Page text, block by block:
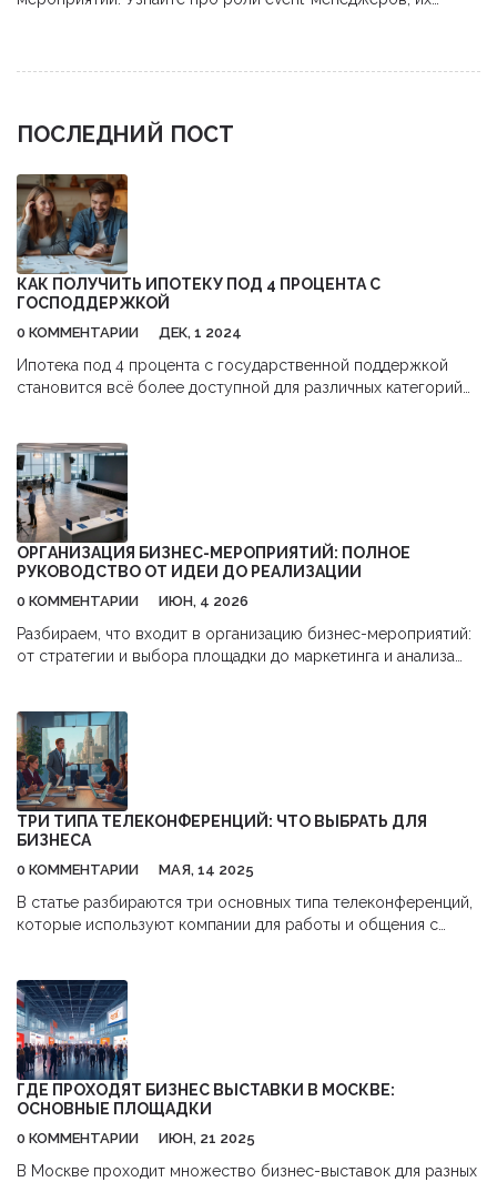
ПОСЛЕДНИЙ ПОСТ
КАК ПОЛУЧИТЬ ИПОТЕКУ ПОД 4 ПРОЦЕНТА С
ГОСПОДДЕРЖКОЙ
0 КОММЕНТАРИИ ДЕК, 1 2024
Ипотека под 4 процента с государственной поддержкой
становится всё более доступной для различных категорий
также какие документы нужно подготовить. Узнайте, как
правильно выбрать программу и какие шаги предпринять для
одобрения заявки. Это поможет избежать неожиданных
трудностей и сэкономить время при оформлении.
ОРГАНИЗАЦИЯ БИЗНЕС-МЕРОПРИЯТИЙ: ПОЛНОЕ
РУКОВОДСТВО ОТ ИДЕИ ДО РЕАЛИЗАЦИИ
0 КОММЕНТАРИИ ИЮН, 4 2026
Разбираем, что входит в организацию бизнес-мероприятий:
от стратегии и выбора площадки до маркетинга и анализа
ТРИ ТИПА ТЕЛЕКОНФЕРЕНЦИЙ: ЧТО ВЫБРАТЬ ДЛЯ
БИЗНЕСА
0 КОММЕНТАРИИ МАЯ, 14 2025
В статье разбираются три основных типа телеконференций,
которые используют компании для работы и общения с
плюсами и минусами каждого вида, чтобы вы могли выбрать
подходящий для своей задачи. Расскажу о неожиданных
деталях, которые часто упускают из виду при организации
онлайн-встреч. Всё просто, без заумных фраз — только
чистая практика и опыт.
ГДЕ ПРОХОДЯТ БИЗНЕС ВЫСТАВКИ В МОСКВЕ:
ОСНОВНЫЕ ПЛОЩАДКИ
0 КОММЕНТАРИИ ИЮН, 21 2025
В Москве проходит множество бизнес-выставок для разных